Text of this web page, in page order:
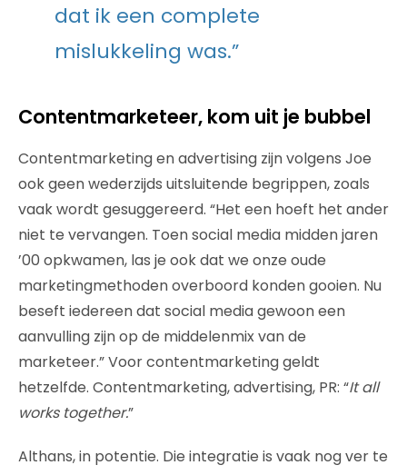
dat ik een complete
mislukkeling was.”
Contentmarketeer, kom uit je bubbel
Contentmarketing en advertising zijn volgens Joe
ook geen wederzijds uitsluitende begrippen, zoals
vaak wordt gesuggereerd. “Het een hoeft het ander
niet te vervangen. Toen social media midden jaren
’00 opkwamen, las je ook dat we onze oude
marketingmethoden overboord konden gooien. Nu
beseft iedereen dat social media gewoon een
aanvulling zijn op de middelenmix van de
marketeer.” Voor contentmarketing geldt
hetzelfde. Contentmarketing, advertising, PR: “It all
works together.”
Althans, in potentie. Die integratie is vaak nog ver te